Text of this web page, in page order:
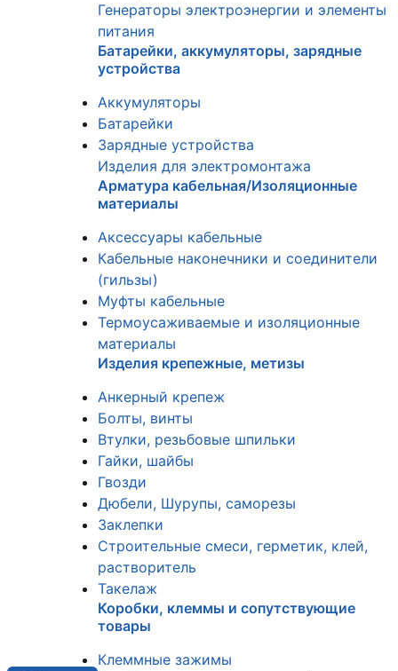
Генераторы электроэнергии и элементы
питания
Батарейки, аккумуляторы, зарядные
устройства
Аккумуляторы
Батарейки
Зарядные устройства
Изделия для электромонтажа
Арматура кабельная/Изоляционные
материалы
Аксессуары кабельные
Кабельные наконечники и соединители
(гильзы)
Муфты кабельные
Термоусаживаемые и изоляционные
материалы
Изделия крепежные, метизы
Анкерный крепеж
Болты, винты
Втулки, резьбовые шпильки
Гайки, шайбы
Гвозди
Дюбели, Шурупы, саморезы
Заклепки
Строительные смеси, герметик, клей,
растворитель
Такелаж
Коробки, клеммы и сопутствующие
товары
Клеммные зажимы